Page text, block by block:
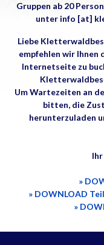
Gruppen ab 20
unter info [at]
Liebe
empfehlen wir Ihnen
Internetseite zu
Um Wartezeiten an
bitten, die
herunterzuladen
»
» DOWNLOAD
»